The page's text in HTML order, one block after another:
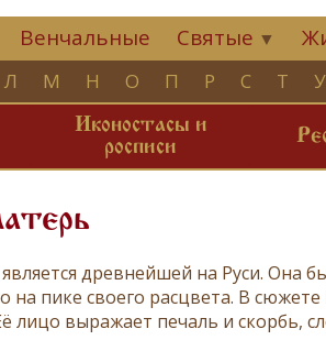
Венчальные Святые ▼
Л М Н О П Р С Т У
Иконостасы и
росписи
древнейшей на Руси. Она
на пике своего расцвета. В
лицо выражает печаль и скорбь,